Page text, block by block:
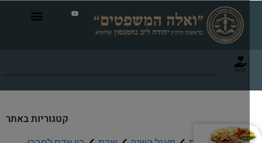
קטגוריות באתר